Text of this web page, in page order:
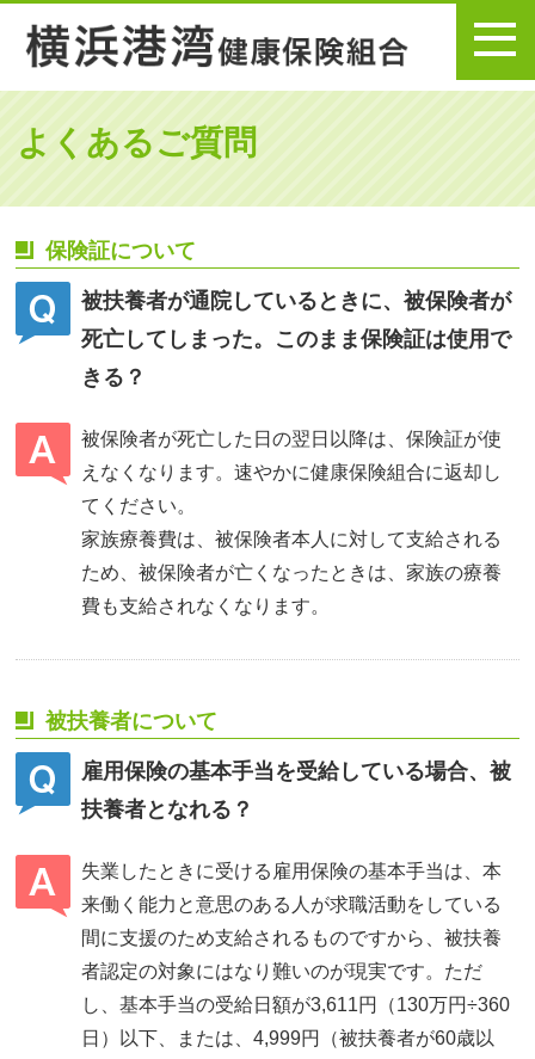
よくあるご質問
保険証について
被扶養者が通院しているときに、被保険者が
死亡してしまった。このまま保険証は使用で
きる？
被保険者が死亡した日の翌日以降は、保険証が使
えなくなります。速やかに健康保険組合に返却し
てください。
家族療養費は、被保険者本人に対して支給される
ため、被保険者が亡くなったときは、家族の療養
費も支給されなくなります。
被扶養者について
雇用保険の基本手当を受給している場合、被
扶養者となれる？
失業したときに受ける雇用保険の基本手当は、本
来働く能力と意思のある人が求職活動をしている
間に支援のため支給されるものですから、被扶養
者認定の対象にはなり難いのが現実です。ただ
し、基本手当の受給日額が3,611円（130万円÷360
日）以下、または、4,999円（被扶養者が60歳以